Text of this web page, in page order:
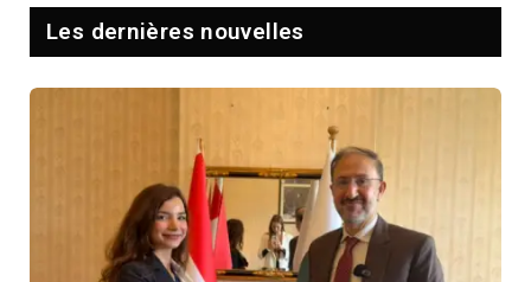
Les dernières nouvelles